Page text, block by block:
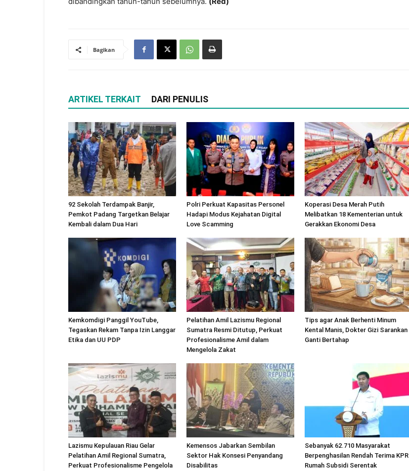
Bagikan
ARTIKEL TERKAIT DARI PENULIS
92 Sekolah Terdampak Banjir,
Pemkot Padang Targetkan Belajar
Kembali dalam Dua Hari
Polri Perkuat Kapasitas Personel
Hadapi Modus Kejahatan Digital
Love Scamming
Koperasi Desa Merah Putih
Melibatkan 18 Kementerian untuk
Gerakkan Ekonomi Desa
Kemkomdigi Panggil YouTube,
Tegaskan Rekam Tanpa Izin Langgar
Etika dan UU PDP
Pelatihan Amil Lazismu Regional
Sumatra Resmi Ditutup, Perkuat
Profesionalisme Amil dalam
Mengelola Zakat
Tips agar Anak Berhenti Minum
Kental Manis, Dokter Gizi Sarankan
Ganti Bertahap
Lazismu Kepulauan Riau Gelar
Pelatihan Amil Regional Sumatra,
Perkuat Profesionalisme Pengelola
Kemensos Jabarkan Sembilan
Sektor Hak Konsesi Penyandang
Disabilitas
Sebanyak 62.710 Masyarakat
Berpenghasilan Rendah Terima KPR
Rumah Subsidi Serentak